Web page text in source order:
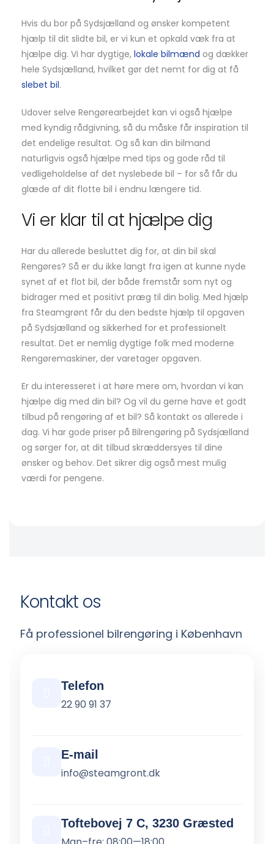
Hvis du bor på Sydsjælland og ønsker kompetent
hjælp til dit slidte bil, er vi kun et opkald væk fra at
hjælpe dig. Vi har dygtige, lokale bilmænd og dækker
hele Sydsjælland, hvilket gør det nemt for dig at få
slebet bil.
Udover selve Rengørearbejdet kan vi også hjælpe
med kyndig rådgivning, så du måske får inspiration til
det endelige resultat. Og så kan din bilmand
naturligvis også hjælpe med tips og gode råd til
vedligeholdelse af det nyslebede bil – for så får du
glæde af dit flotte bil i endnu længere tid.
Vi er klar til at hjælpe dig
Har du allerede besluttet dig for, at din bil skal
Rengøres? Så er du ikke langt fra igen at kunne nyde
synet af et flot bil, der både fremstår som nyt og
bidrager med et positivt præg til din bolig. Med hjælp
fra Steamgrønt får du den bedste hjælp til opgaven
på Sydsjælland og sikkerhed for et professionelt
resultat. Det er nemlig dygtige folk med moderne
Rengøremaskiner, der varetager opgaven.
Er du interesseret i at høre mere om, hvordan vi kan
hjælpe dig med din bil? Og vil du gerne have et godt
tilbud på rengøring af et bil? Så kontakt os allerede i
dag. Vi har gode priser på Bilrengøring på Sydsjælland
og sørger for, at dit tilbud skræddersyes til dine
ønsker og behov. Det sikrer dig også mest mulig
værdi for pengene.
Kontakt os
Få professionel bilrengøring i København
Telefon
22 90 91 37
E-mail
info@steamgront.dk
Toftebovej 7 C, 3230 Græsted